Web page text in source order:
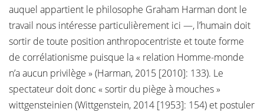
auquel appartient le philosophe Graham Harman dont le
travail nous intéresse particulièrement ici —, l’humain doit
sortir de toute position anthropocentriste et toute forme
de corrélationisme puisque la « relation Homme-monde
n’a aucun privilège » (Harman, 2015 [2010]: 133). Le
spectateur doit donc « sortir du piège à mouches »
wittgensteinien (Wittgenstein, 2014 [1953]: 154) et postuler